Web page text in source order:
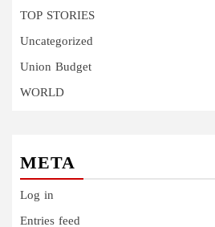
TOP STORIES
Uncategorized
Union Budget
WORLD
META
Log in
Entries feed